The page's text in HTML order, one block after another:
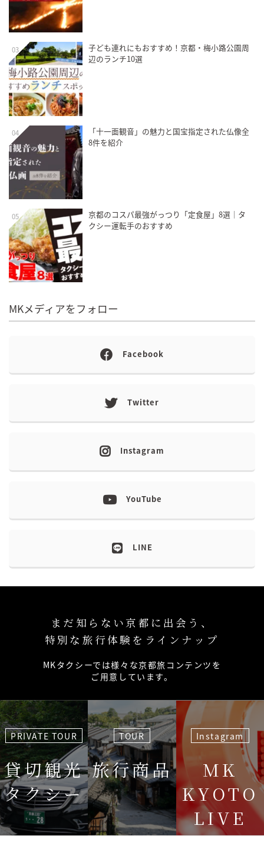
03
子ども連れにもおすすめ！京都・梅小路公園周
辺のランチ10選
04
「十一面観音」の魅力と国宝指定された仏像全
8件を紹介
05
京都のコスパ最強がっつり「定食屋」8選｜タ
クシー運転手のおすすめ
MKメディアをフォロー
Facebook
Twitter
Instagram
YouTube
LINE
まだ知らない京都に出会う、
特別な旅行体験をラインナップ
MKタクシーでは様々な京都旅コンテンツを
ご用意しています。
PRIVATE TOUR
貸切観光
タクシー
TOUR
旅行商品
Instagram
MK
KYOTO
LIVE